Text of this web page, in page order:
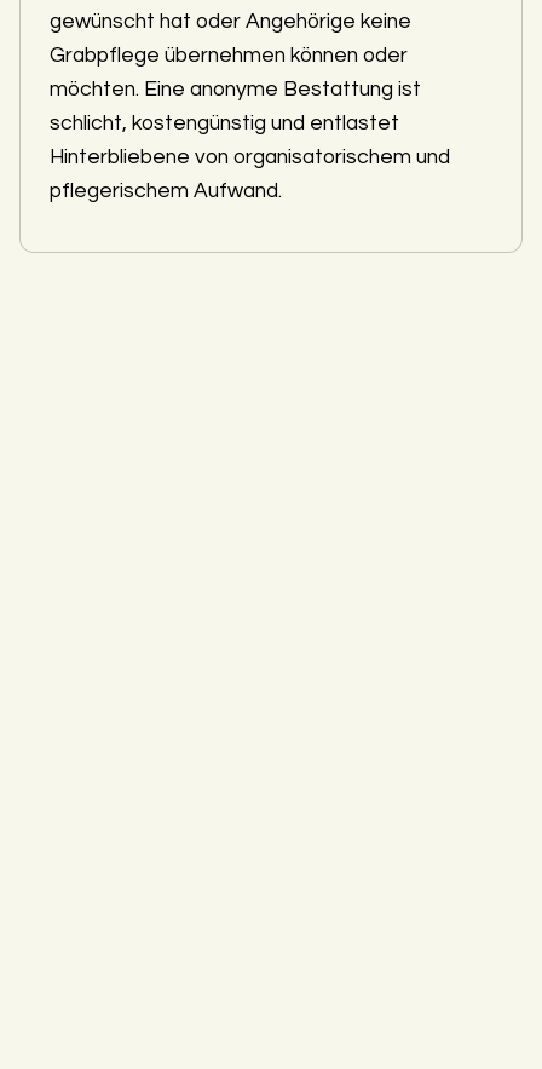
gewünscht hat oder Angehörige keine
Grabpflege übernehmen können oder
möchten. Eine anonyme Bestattung ist
schlicht, kostengünstig und entlastet
Hinterbliebene von organisatorischem und
pflegerischem Aufwand.